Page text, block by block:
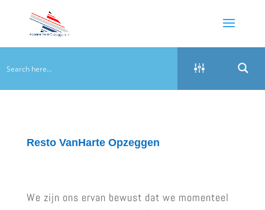
Resto VanHarte Opzeggen
We zijn ons ervan bewust dat we momenteel